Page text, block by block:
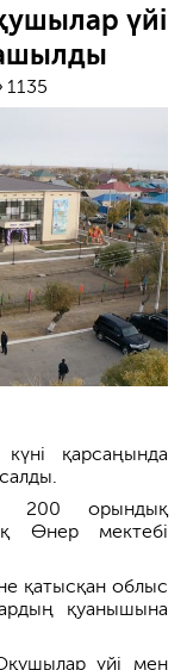
үйі
1135
қарсаңында
200 орындық
Өнер мектебі
қатысқан облыс
қуанышына
үйі мен